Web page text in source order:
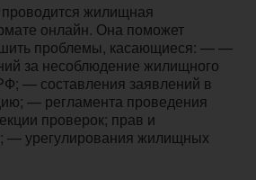
жилищная
онлайн. Она поможет
проблемы, касающиеся: — —
за несоблюдение жилищного
— составления заявлений в
— регламента проведения
проверок; прав и
— урегулирования жилищных